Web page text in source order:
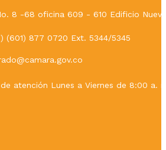
8 -68 oficina 609 - 610 Edificio
(601) 877 0720 Ext. 5344/5345
atención Lunes a Viernes de 8:00 a.